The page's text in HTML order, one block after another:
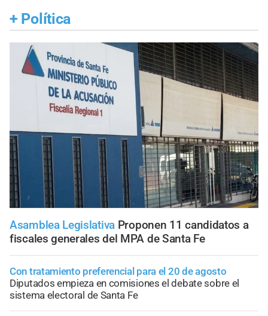
+ Política
Asamblea Legislativa Proponen 11 candidatos a
fiscales generales del MPA de Santa Fe
Con tratamiento preferencial para el 20 de agosto
Diputados empieza en comisiones el debate sobre el
sistema electoral de Santa Fe